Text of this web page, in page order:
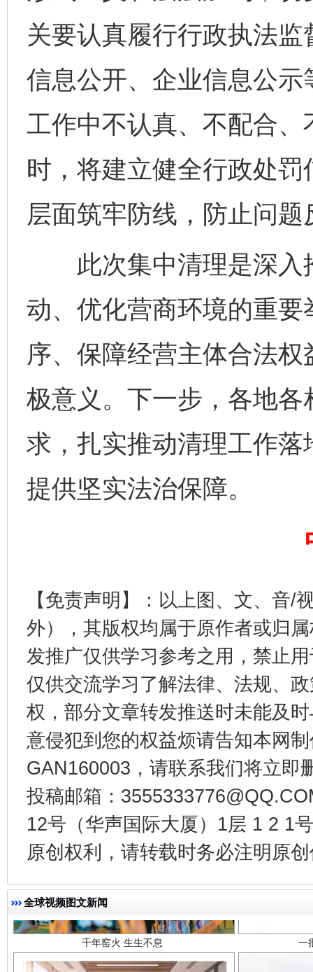
关要认真履行行政执法
信息公开、企业信息公
工作中不认真、不配合
时，将建立健全行政处
层面筑牢防线，防止问题
此次集中清理是深入
动、优化营商环境的重
序、保障经营主体合法
极意义。下一步，各地
求，扎实推动清理工作
提供坚实法治保障。
【免责声明】：以上图、文、音/
外），其版权均属于原作者或归
发推广仅供学习参考之用，禁止
仅供交流学习了解法律、法规、
权，部分文章转发推送时未能及
意侵犯到您的权益烦请告知本网
GAN160003，请联系我们将立即
投稿邮箱：
12号（华声国际大厦）1层 1 2 1
原创权利，请转载时务必注明原
全球视频图文新闻
完善运行机制助力责任有效落实
东山县通报“牛蛙产品抗生素超标问题” 法
千年窑火 生生不息 一